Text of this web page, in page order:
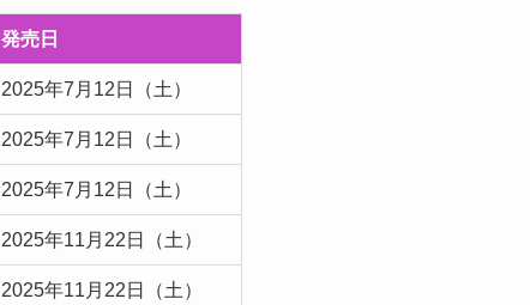
発売日
2025年7月12日（土）
2025年7月12日（土）
2025年7月12日（土）
2025年11月22日（土）
2025年11月22日（土）